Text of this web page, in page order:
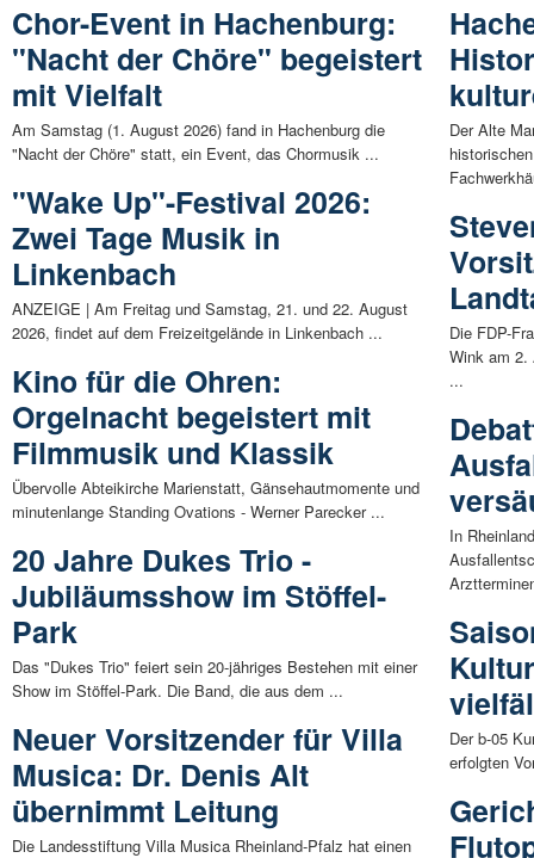
Chor-Event in Hachenburg:
"Nacht der Chöre" begeistert
mit Vielfalt
Am Samstag (1. August 2026) fand in Hachenburg die
"Nacht der Chöre" statt, ein Event, das Chormusik ...
"Wake Up"-Festival 2026:
Zwei Tage Musik in
Linkenbach
ANZEIGE | Am Freitag und Samstag, 21. und 22. August
2026, findet auf dem Freizeitgelände in Linkenbach ...
Kino für die Ohren:
Orgelnacht begeistert mit
Filmmusik und Klassik
Übervolle Abteikirche Marienstatt, Gänsehautmomente und
minutenlange Standing Ovations - Werner Parecker ...
20 Jahre Dukes Trio -
Jubiläumsshow im Stöffel-
Park
Das "Dukes Trio" feiert sein 20-jähriges Bestehen mit einer
Show im Stöffel-Park. Die Band, die aus dem ...
Neuer Vorsitzender für Villa
Musica: Dr. Denis Alt
übernimmt Leitung
Die Landesstiftung Villa Musica Rheinland-Pfalz hat einen
Der Alte
Die FDP-
Wink am 2.
...
In
Der b-05
erfolgten